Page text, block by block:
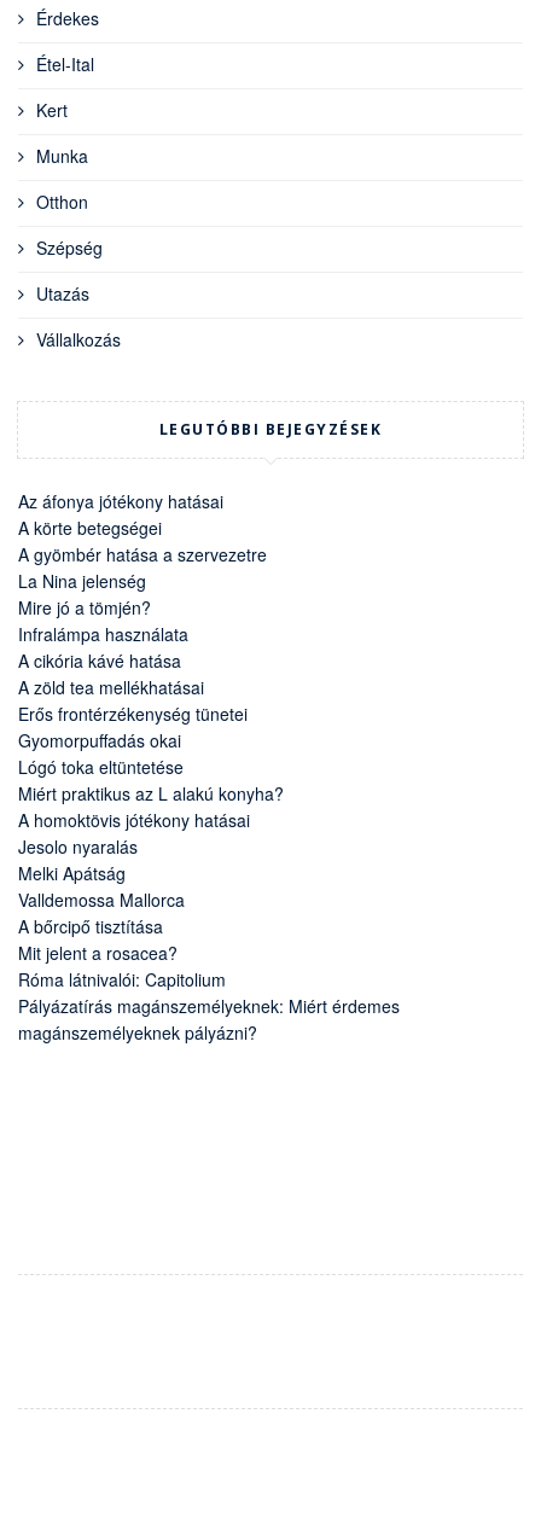
Érdekes
Étel-Ital
Kert
Munka
Otthon
Szépség
Utazás
Vállalkozás
LEGUTÓBBI BEJEGYZÉSEK
Az áfonya jótékony hatásai
A körte betegségei
A gyömbér hatása a szervezetre
La Nina jelenség
Mire jó a tömjén?
Infralámpa használata
A cikória kávé hatása
A zöld tea mellékhatásai
Erős frontérzékenység tünetei
Gyomorpuffadás okai
Lógó toka eltüntetése
Miért praktikus az L alakú konyha?
A homoktövis jótékony hatásai
Jesolo nyaralás
Melki Apátság
Valldemossa Mallorca
A bőrcipő tisztítása
Mit jelent a rosacea?
Róma látnivalói: Capitolium
Pályázatírás magánszemélyeknek: Miért érdemes
magánszemélyeknek pályázni?